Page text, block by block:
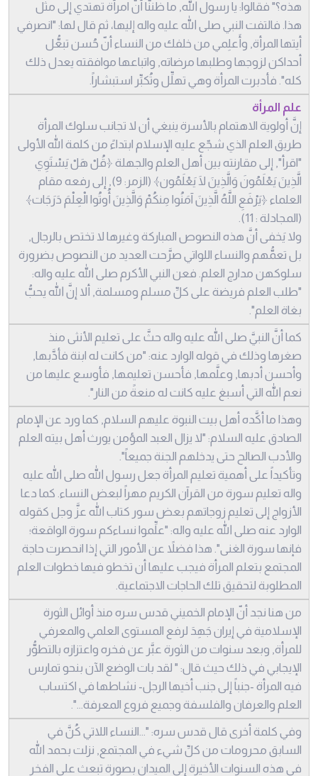
هذه؟" فقالوا: يا رسول الله, ما ظننَّا أنّ امرأة تهتدي إلى مثل
هذا. فالتفت النبي صلى الله عليه واله إليها، ثم قال لها: "انصرفي
أيتها المرأة, وأَعلِمي من خلفك من النساء أنّ حُسن تبعُّل
أحداكن لزوجها وطلبها مرضاته, واتباعها موافقته يعدل ذلك
كله". فأدبرت المرأة وهي تهلِّل وتُكبِّر استبشاراً.
علم المرأة
إنَّ أولوية الاهتمام بالأسرة ينبغي أن لا تجانب سلوك المرأة
طريق العلم الذي شجّع عليه الإسلام ابتداءً من كلمة الله الأولى
"اقرأ", إلى مقارنته بين أهل العلم والجهلة ﴿قُلْ هَلْ يَسْتَوِي
الَّذِينَ يَعْلَمُونَ وَالَّذِينَ لَا يَعْلَمُون﴾ (الزمر: 9), إلى رفعه مقام
العلماء ﴿يَرْفَعِ اللَّهُ الَّذِينَ آمَنُوا مِنكُمْ وَالَّذِينَ أُوتُوا الْعِلْمَ دَرَجَات﴾
(المجادلة : 11).
ولا يَخفى أنَّ هذه النصوص المباركة وغيرها لا تختص بالرجال,
بل تعمُّهم والنساء اللواتي صرَّحت العديد من النصوص بضرورة
سلوكهن مدارج العلم. فعن النبي الأكرم صلى الله عليه واله:
"طلب العلم فريضة على كلِّ مسلم ومسلمة, ألا إنَّ الله يحبُّ
بغاة العلم".
كما أنَّ النبيَّ صلى الله عليه واله حثَّ على تعليم الأنثى منذ
صغرها وذلك في قوله الوارد عنه: "من كانت له ابنة فأدَّبها,
وأحسن أدبها, وعلَّمها, فأحسن تعليمها, فأوسع عليها من
نعم الله التي أسبغ عليه كانت له منعةً من النار".
وهذا ما أكَّده أهل بيت النبوة عليهم السلام, كما ورد عن الإمام
الصادق عليه السلام: "لا يزال العبد المؤمن يورث أهل بيته العلم
والأدب الصالح حتى يدخلهم الجنة جميعاً".
وتأكيداً على أهمية تعليم المرأة جعل رسول الله صلى الله عليه
واله تعليم سورة من القرآن الكريم مهراً لبعض النساء. كما دعا
الأزواج إلى تعليم زوجاتهم بعض سور كتاب الله عزَّ وجل كقوله
الوارد عنه صلى الله عليه واله: "علِّموا نساءكم سورة الواقعة؛
فإنها سورة الغنى". هذا فضلاً عن الأمور التي إذا انحصرت حاجة
المجتمع بتعلم المرأة فيجب عليها أن تخطو فيها خطوات العلم
المطلوبة لتحقيق تلك الحاجات الاجتماعية.
من هنا نجد أنّ الإمام الخميني قدس سره منذ أوائل الثورة
الإسلامية في إيران جَهِدَ لرفع المستوى العلمي والمعرفي
للمرأة, وبعد سنوات من الثورة عبَّر عن فخره واعتزازه بالتطوُّر
الإيجابي في ذلك حيث قال: " لقد بات الوضع الآن بنحو تمارس
فيه المرأة -جنباً إلى جنب أخيها الرجل- نشاطها في اكتساب
العلم والعرفان والفلسفة وجميع فروع المعرفة...".
وفي كلمة أخرى قال قدس سره: "...النساء اللاتي كُنَّ في
السابق محرومات من كلِّ شيء في المجتمع, نزلت بحمد الله
في هذه السنوات الأخيرة إلى الميدان بصورة تبعث على الفخر